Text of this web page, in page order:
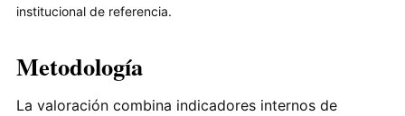
institucional de referencia.
Metodología
La valoración combina indicadores internos de